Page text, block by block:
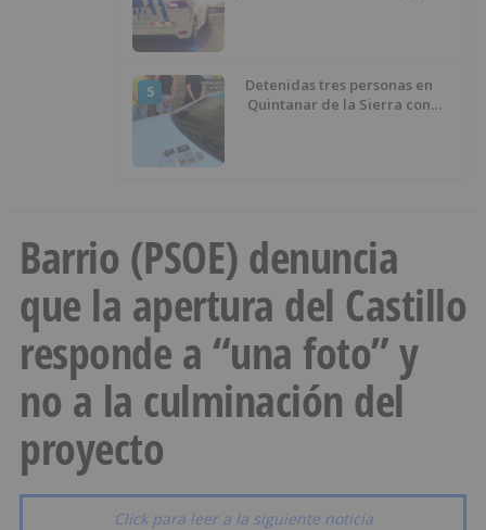
5
Detenidas tres personas en
Quintanar de la Sierra con
Barrio (PSOE) denuncia
que la apertura del Castillo
responde a “una foto” y
no a la culminación del
proyecto
Click para leer a la siguiente noticia